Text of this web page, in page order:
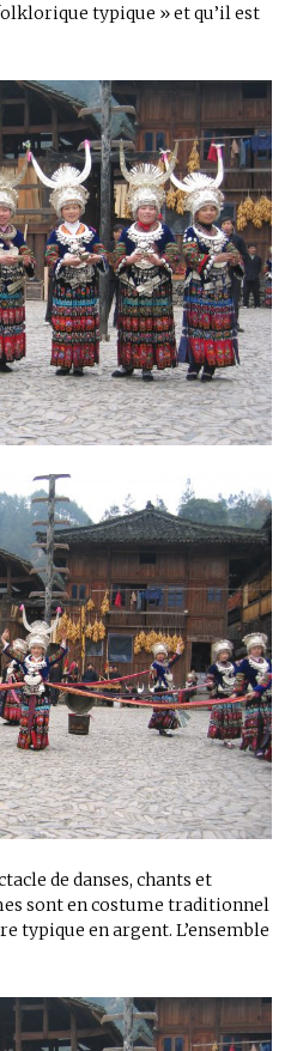
typique » et qu’il est
de danses, chants et
sont en costume traditionnel
typique en argent. L’ensemble